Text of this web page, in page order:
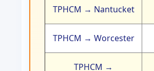
TPHCM → Nantucket
TPHCM → Worcester
TPHCM →